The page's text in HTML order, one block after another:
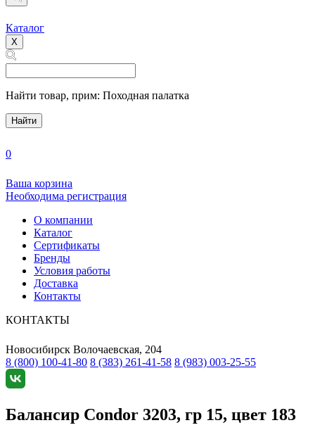
Каталог
X
Найти товар, прим: Походная палатка
Найти
0
Ваша корзина
Необходима регистрация
О компании
Каталог
Сертификаты
Бренды
Условия работы
Доставка
Контакты
КОНТАКТЫ
Новосибирск Волочаевская, 204
8 (800) 100-41-80 8 (383) 261-41-58 8 (983) 003-25-55
Балансир Condor 3203, гр 15, цвет 183